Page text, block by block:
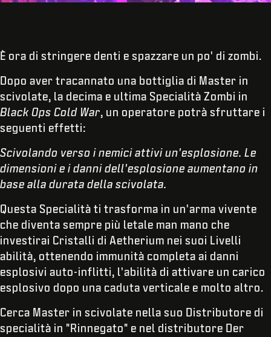
È ora di stringere denti e spazzare un po' di zombi.
Dopo aver tracannato una bottiglia di Master in
scivolate, la decima e ultima Specialità Zombi in
Black Ops Cold War, un operatore potrà sfruttare i
seguenti effetti:
Scivolando verso i nemici attivi un'esplosione. Le
dimensioni e i danni dell'esplosione aumentano in
base alla durata della scivolata.
Questa Specialità ti trasforma in un'arma vivente
che diventa sempre più letale man mano che
investirai Cristalli di Aetherium nei suoi Livelli
abilità, ottenendo immunità completa ai danni
esplosivi auto-inflitti, l'abilità di attivare un carico
esplosivo dopo una caduta verticale e molto altro.
Cerca Master in scivolate nella suo Distributore di
specialità in "Rinnegato" e nel distributore Der